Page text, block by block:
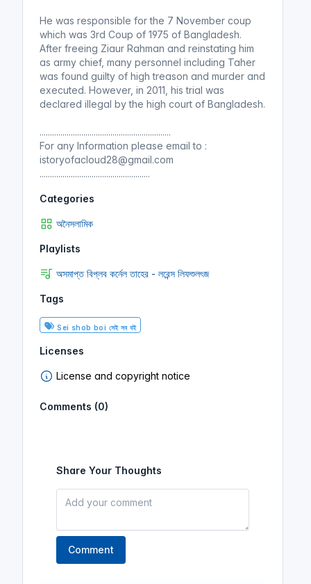
He was responsible for the 7 November coup
which was 3rd Coup of 1975 of Bangladesh.
After freeing Ziaur Rahman and reinstating him
as army chief, many personnel including Taher
was found guilty of high treason and murder and
executed. However, in 2011, his trial was
declared illegal by the high court of Bangladesh.
...............................................................
For any Information please email to :
istoryofacloud28@gmail.com
.....................................................
Categories
অনৈসলামিক
Playlists
অসমাপ্ত বিপ্লব কর্নেল তাহের - লরেন্স লিফশুলৎজ
Tags
Sei shob boi সেই সব বই
Licenses
License and copyright notice
Comments (0)
Share Your Thoughts
Comment